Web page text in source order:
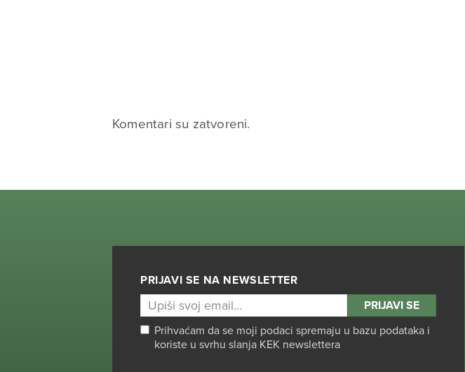
Komentari su zatvoreni.
PRIJAVI SE NA NEWSLETTER
Prihvaćam da se moji podaci spremaju u bazu podataka i
koriste u svrhu slanja KEK newslettera